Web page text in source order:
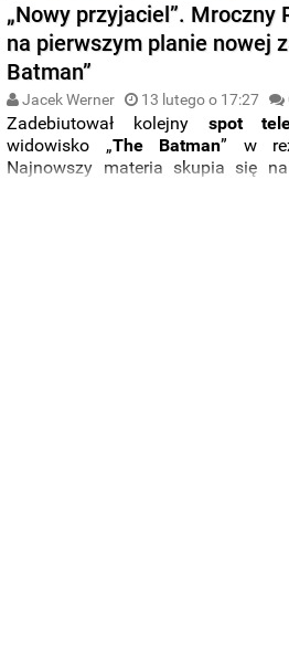
„Nowy przyjaciel”. Mroczny
na pierwszym planie nowej
Batman”
Jacek Werner 13 lutego o 17:27
Zadebiutował kolejny spot
widowisko „The Batman” w
Najnowszy materia skupia się
Batmana i Kobiety Kot, czyli